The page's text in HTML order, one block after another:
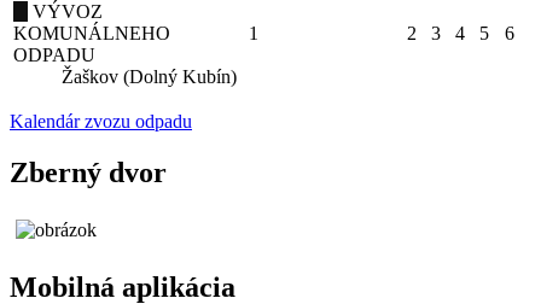
VÝVOZ
KOMUNÁLNEHO
ODPADU
Žaškov (Dolný Kubín)
1 2 3 4 5 6
Kalendár zvozu odpadu
Zberný dvor
Mobilná aplikácia